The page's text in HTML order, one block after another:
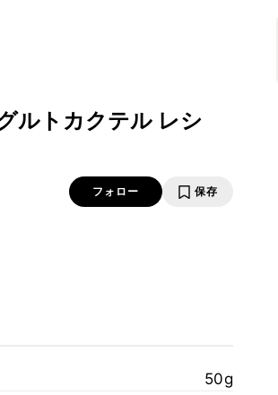
ルトカクテル レシ
フォロー 保存
50g